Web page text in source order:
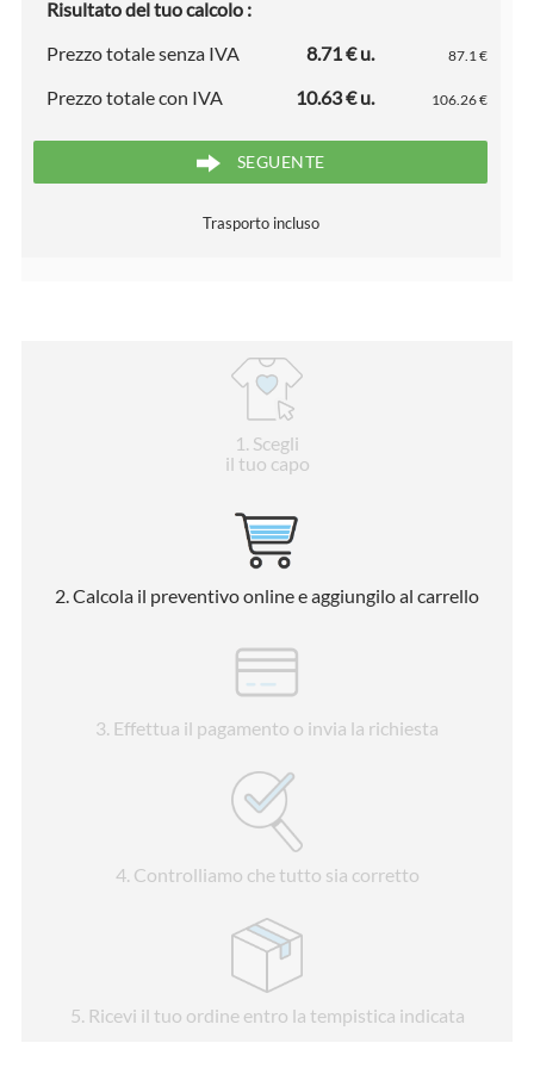
Risultato del tuo calcolo :
Prezzo totale senza IVA
8.71 € u. 87.1 €
Prezzo totale con IVA 10.63 € u. 106.26 €
SEGUENTE
Trasporto incluso
1 . Scegli
il tuo capo
2. Calcola il preventivo online e aggiungilo al carrello
3. Effettua il pagamento o invia la richiesta
4. Controlliamo che tutto sia corretto
5. Ricevi il tuo ordine entro la tempistica indicata